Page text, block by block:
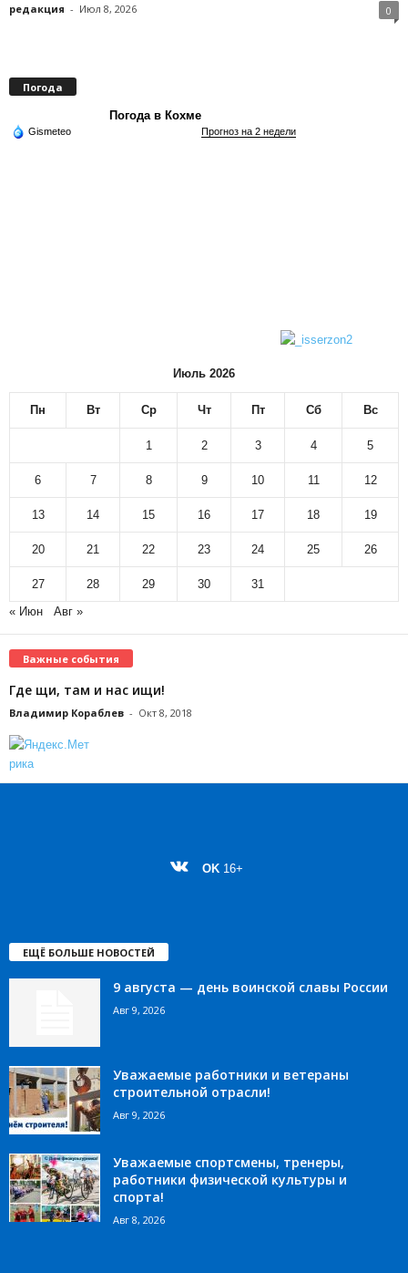
редакция - Июл 8, 2026 0
Погода
Погода в Кохме
Gismeteo Прогноз на 2 недели
Июль 2026
Пн Вт Ср Чт Пт Сб Вс
1 2 3 4 5
6 7 8 9 10 11 12
13 14 15 16 17 18 19
20 21 22 23 24 25 26
27 28 29 30
31
« Июн
Авг »
Важные события
Где щи, там и нас ищи!
Владимир Кораблев - Окт 8, 2018
OK 16+
ЕЩЁ БОЛЬШЕ НОВОСТЕЙ
9 августа — день воинской славы России
Авг 9, 2026
Уважаемые работники и ветераны
строительной отрасли!
Авг 9, 2026
Уважаемые спортсмены, тренеры,
работники физической культуры и
спорта!
Авг 8, 2026